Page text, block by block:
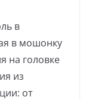
в
в мошонку
на головке
из
от